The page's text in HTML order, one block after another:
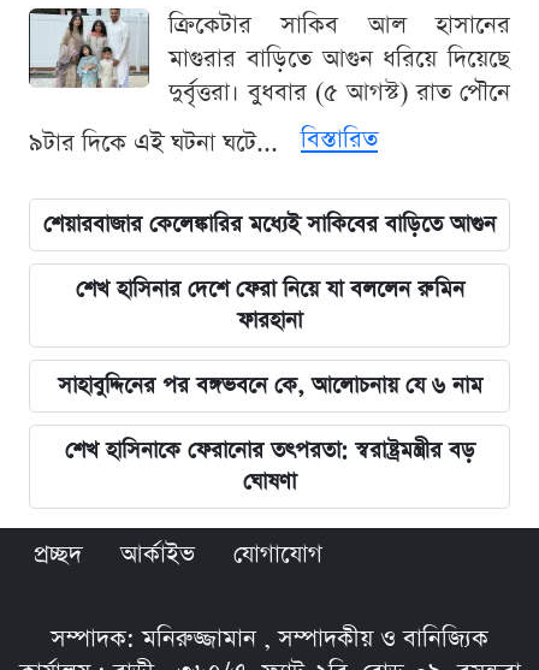
ক্রিকেটার সাকিব আল হাসানের
মাগুরার বাড়িতে আগুন ধরিয়ে দিয়েছে
দুর্বৃত্তরা। বুধবার (৫ আগস্ট) রাত পৌনে
৯টার দিকে এই ঘটনা ঘটে...
বিস্তারিত
শেয়ারবাজার কেলেঙ্কারির মধ্যেই সাকিবের বাড়িতে আগুন
শেখ হাসিনার দেশে ফেরা নিয়ে যা বললেন রুমিন
ফারহানা
সাহাবুদ্দিনের পর বঙ্গভবনে কে, আলোচনায় যে ৬ নাম
শেখ হাসিনাকে ফেরানোর তৎপরতা: স্বরাষ্ট্রমন্ত্রীর বড়
ঘোষণা
প্রচ্ছদ আর্কাইভ যোগাযোগ
সম্পাদক: মনিরুজ্জামান , সম্পাদকীয় ও বানিজ্যিক